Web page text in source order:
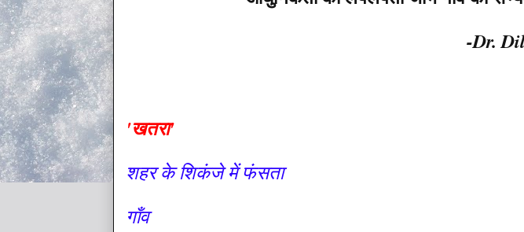
-Dr.
'खतरा'
शहर के शिकंजे में फंसता
गाँव